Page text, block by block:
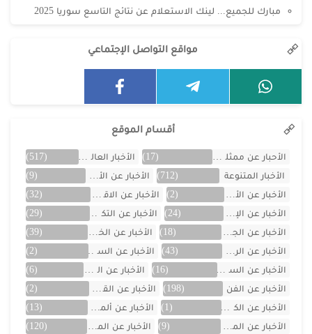
مبارك للجميع... لينك الاستعلام عن نتائج التاسع سوريا 2025
مواقع التواصل الإجتماعي
أقسام الموقع
الأحبار عن ممثلين الخليج (17) الأخبار العالمية
(517)
الأخبار المتنوعة
(712) الأخبار عن الأردن
(9)
الأخبار عن الأفلام
(2) الأخبار عن الاقتصاد
(32)
الأخبار عن الإمارات
(24) الأخبار عن التكنولوجيا
(29)
الأخبار عن الجزائر
(18) الأخبار عن الخليج
(39)
الأخبار عن الرياضة
(43) الأخبار عن السعودية
(2)
الأخبار عن السيارات
(16) الأخبار عن العراق
(6)
الأخبار عن الفن
(198) الأخبار عن القصص
(2)
الأخبار عن الكويت
(1) الأخبار عن ألمانيا
(13)
الأخبار عن المسلسلات
(9) الأخبار عن المشاهير (120)